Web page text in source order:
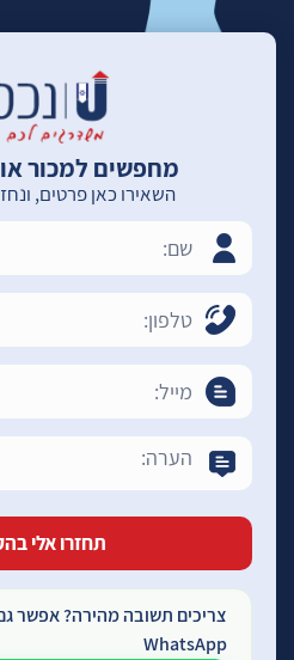
מחפשים למכור
השאירו כאן פרטים,
צריכים תשובה מהירה? אפשר
WhatsApp